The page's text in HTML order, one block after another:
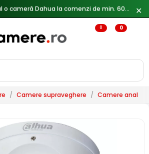
25% doar in luna iulie → Vezi ofertele ✕
0 0
/ Camere supraveghere / Camere